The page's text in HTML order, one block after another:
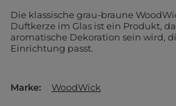
Die klassische grau-braune
Duftkerze im Glas ist ein Produkt,
aromatische Dekoration sein wird,
Einrichtung passt.
Marke WoodWick